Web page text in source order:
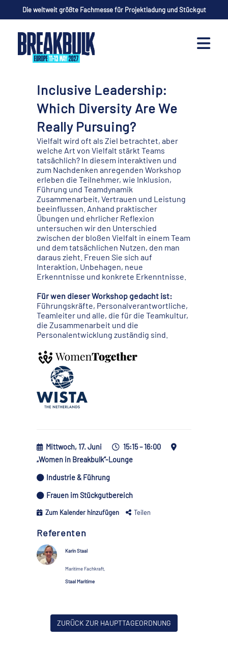
Die weltweit größte Fachmesse für Projektladung und Stückgut
Inclusive Leadership:
Which Diversity Are We
Really Pursuing?
Vielfalt wird oft als Ziel betrachtet, aber
welche Art von Vielfalt stärkt Teams
tatsächlich? In diesem interaktiven und
zum Nachdenken anregenden Workshop
erleben die Teilnehmer, wie Inklusion,
Führung und Teamdynamik
Zusammenarbeit, Vertrauen und Leistung
beeinflussen. Anhand praktischer
Übungen und ehrlicher Reflexion
untersuchen wir den Unterschied
zwischen der bloßen Vielfalt in einem Team
und dem tatsächlichen Nutzen, den man
daraus zieht. Freuen Sie sich auf
Interaktion, Unbehagen, neue
Erkenntnisse und konkrete Erkenntnisse.
Für wen dieser Workshop gedacht ist:
Führungskräfte, Personalverantwortliche,
Teamleiter und alle, die für die Teamkultur,
die Zusammenarbeit und die
Personalentwicklung zuständig sind.
Mittwoch, 17. Juni
15:15 – 16:00
„Women in Breakbulk“-Lounge
Industrie & Führung
Frauen im Stückgutbereich
Zum Kalender hinzufügen Teilen
Referenten
Karin Staal
Maritime Fachkraft,
Staal Maritime
ZURÜCK ZUR HAUPTTAGEORDNUNG